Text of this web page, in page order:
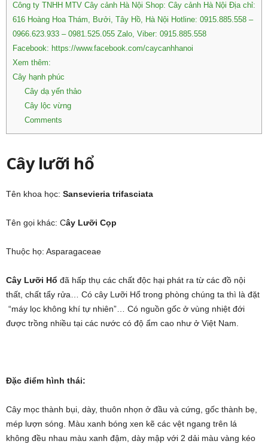
Công ty TNHH MTV Cây cảnh Hà Nội Shop: Cây cảnh Hà Nội Địa chỉ:
616 Hoàng Hoa Thám, Bưởi, Tây Hồ, Hà Nội Hotline: 0915.885.558 –
0966.623.933 – 0981.525.055 Zalo, Viber: 0915.885.558
Facebook: https://www.facebook.com/caycanhhanoi
Xem thêm:
Cây hạnh phúc
Cây dạ yến thảo
Cây lộc vừng
Comments
Cây lưỡi hổ
Tên khoa học: Sansevieria trifasciata
Tên gọi khác: Cây Lưỡi Cọp
Thuộc họ: Asparagaceae
Cây Lưỡi Hổ đã hấp thụ các chất độc hại phát ra từ các đồ nội
thất, chất tẩy rửa… Có cây Lưỡi Hổ trong phòng chúng ta thì là đặt
“máy lọc không khí tự nhiên”… Có nguồn gốc ở vùng nhiệt đới
được trồng nhiều tại các nước có độ ẩm cao như ở Việt Nam.
Đặc điểm hình thái:
Cây mọc thành bụi, dày, thuôn nhọn ở đầu và cứng, gốc thành bẹ,
mép lượn sóng. Màu xanh bóng xen kẽ các vệt ngang trên lá
không đều nhau màu xanh đậm, dày mập với 2 dải màu vàng kéo